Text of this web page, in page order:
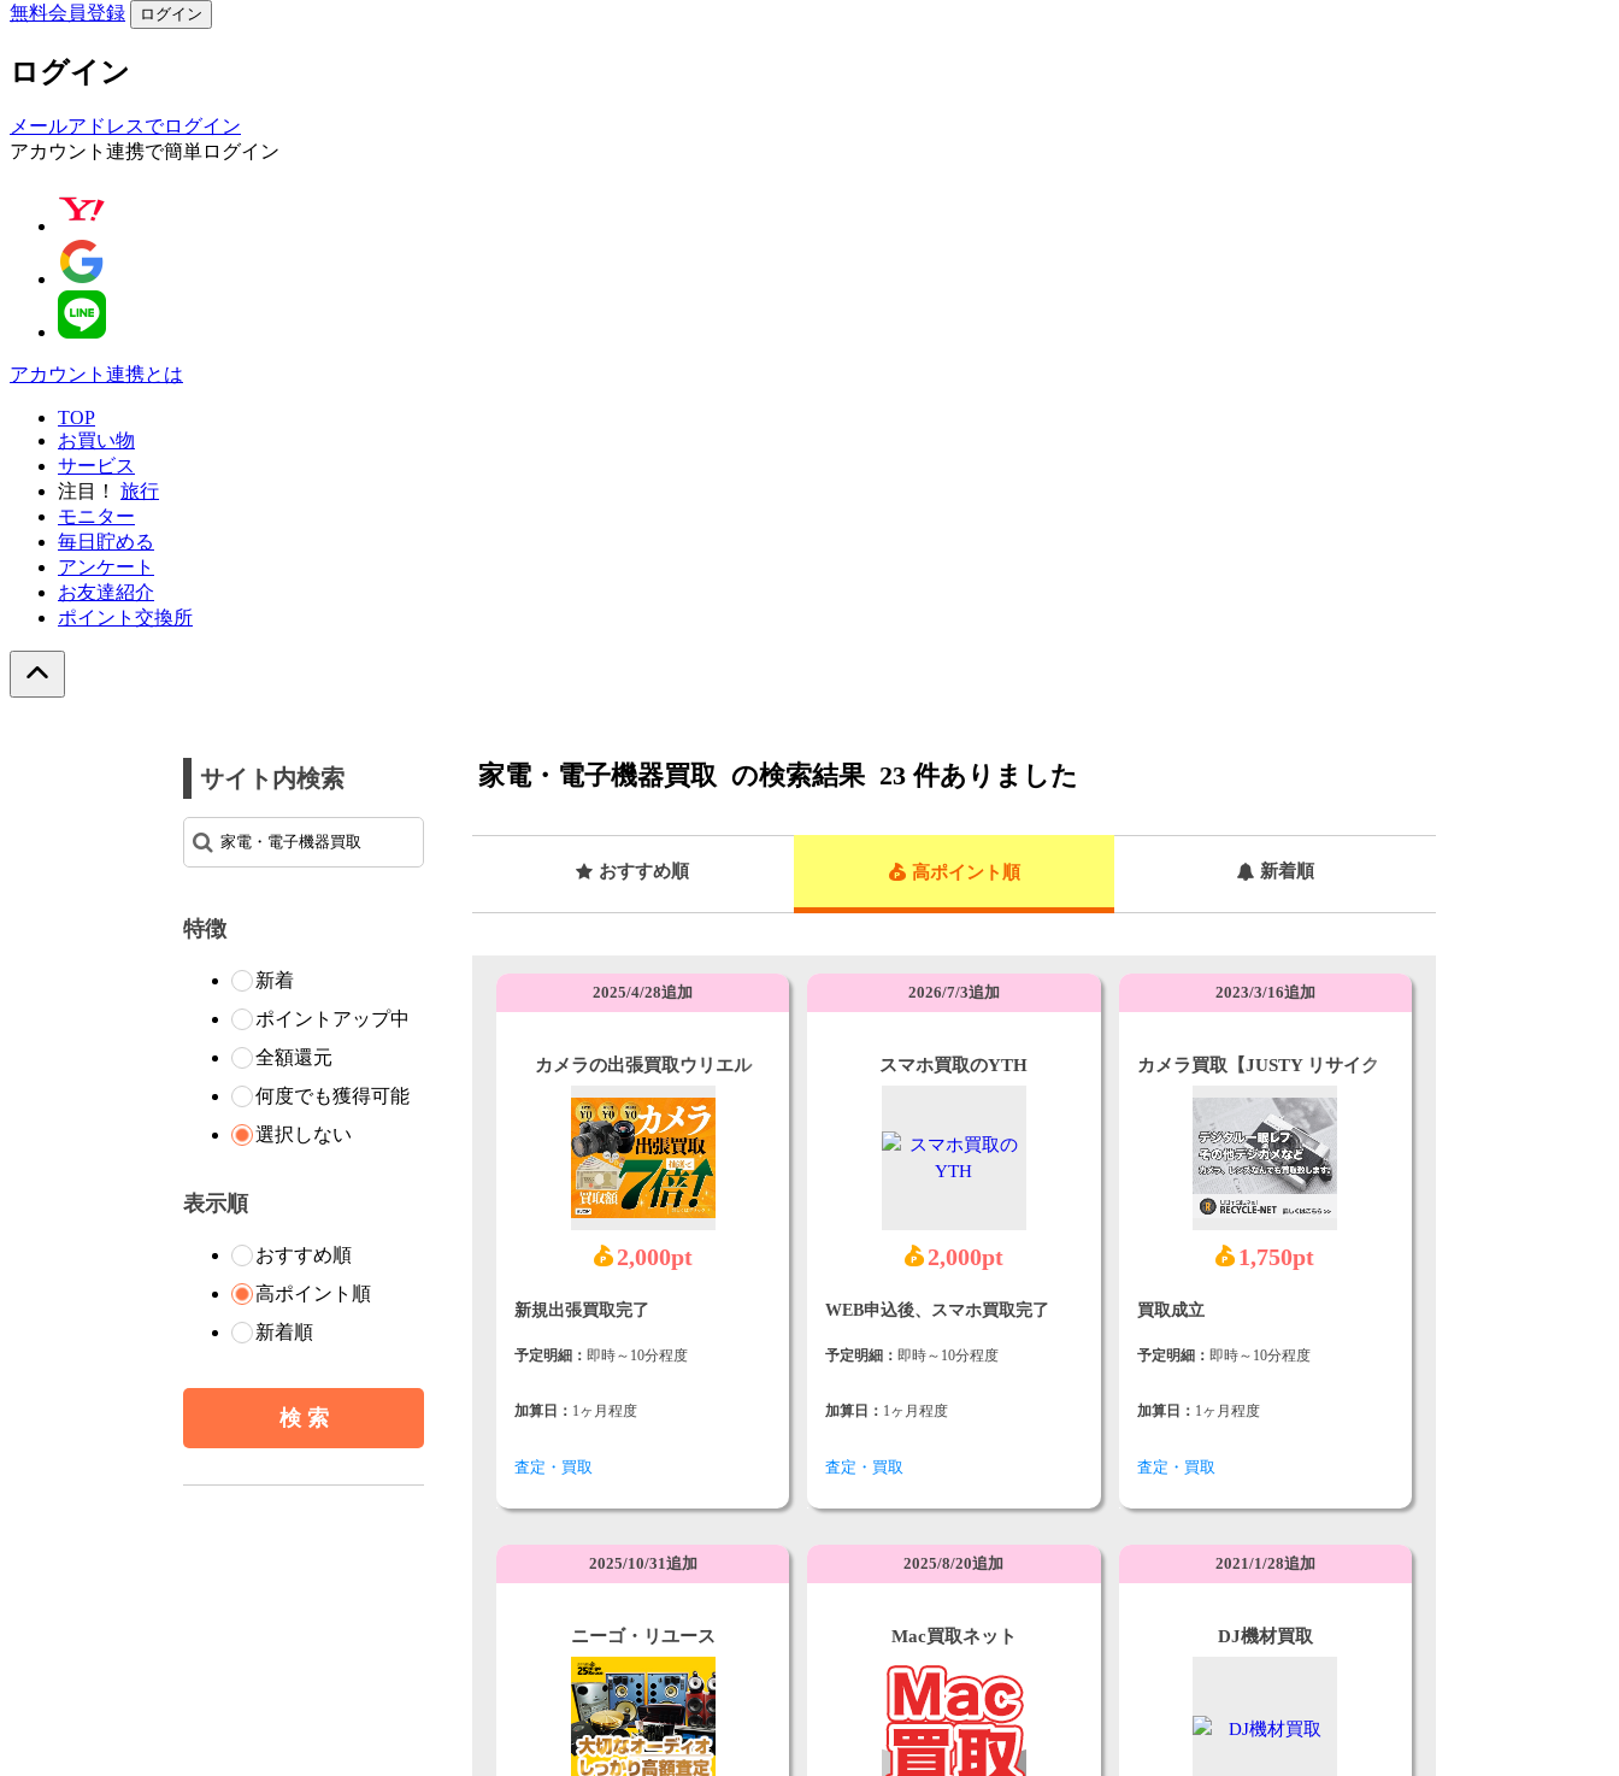
無料会員登録 ログイン
ログイン
メールアドレスでログイン
アカウント連携で簡単ログイン
アカウント連携とは
TOP
お買い物
サービス
注目！
旅行
モニター
毎日貯める
アンケート
お友達紹介
ポイント交換所
サイト内検索
特徴
新着
ポイントアップ中
全額還元
何度でも獲得可能
選択しない
表示順
おすすめ順
高ポイント順
新着順
家電・電子機器買取 の検索結果 23 件ありました
おすすめ順 高ポイント順 新着順
2025/4/28追加
カメラの出張買取ウリエル
2,000pt
新規出張買取完了
予定明細： 即時～10分程度
加算日： 1ヶ月程度
査定・買取
2026/7/3追加
スマホ買取のYTH
2,000pt
WEB申込後、スマホ買取完了
予定明細： 即時～10分程度
加算日： 1ヶ月程度
査定・買取
2023/3/16追加
カメラ買取【JUSTY リサイク
1,750pt
買取成立
予定明細： 即時～10分程度
加算日： 1ヶ月程度
査定・買取
2025/10/31追加
ニーゴ・リユース
2025/8/20追加
Mac買取ネット
2021/1/28追加
DJ機材買取